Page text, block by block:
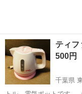
ティ
500円
千葉県